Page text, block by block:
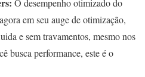
O desempenho otimizado do
em seu auge de otimização,
e sem travamentos, mesmo nos
busca performance, este é o